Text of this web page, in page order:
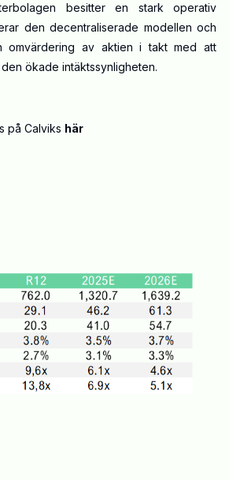
besitter en stark operativ
den decentraliserade modellen och
omvärdering av aktien i takt med att
ökade intäktssynligheten.
på Calviks här